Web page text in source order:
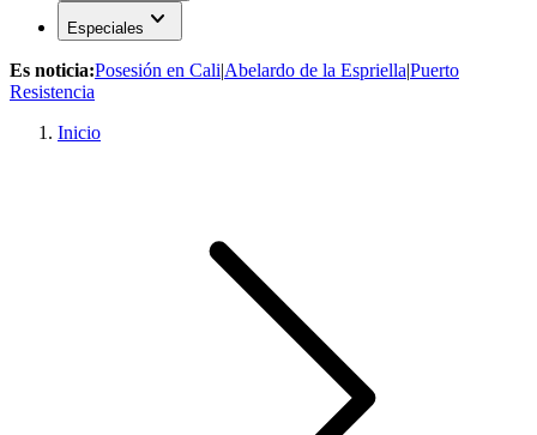
Especiales expand_more
Es noticia:Posesión en Cali|Abelardo de la Espriella|Puerto
Resistencia
Inicio